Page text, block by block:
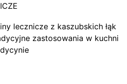
lecznicze z kaszubskich łąk
zastosowania w kuchni